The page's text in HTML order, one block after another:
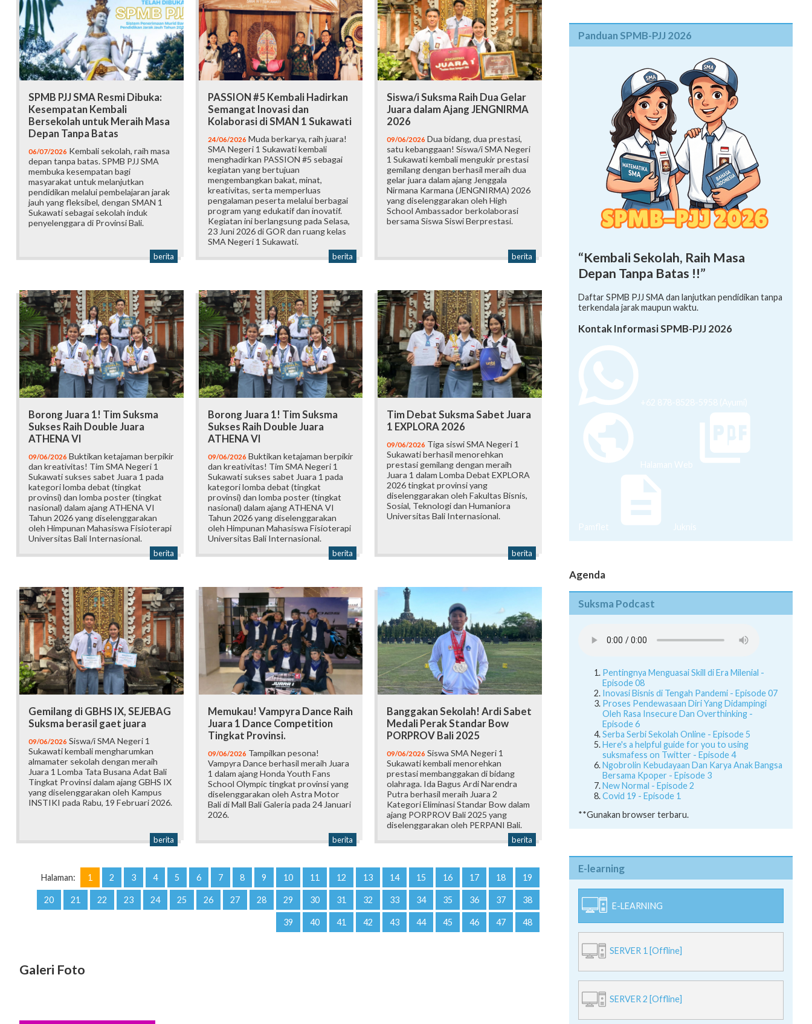
SPMB PJJ SMA Resmi Dibuka:
Kesempatan Kembali
Bersekolah untuk Meraih Masa
Depan Tanpa Batas
06/07/2026 Kembali sekolah, raih masa
depan tanpa batas. SPMB PJJ SMA
membuka kesempatan bagi
masyarakat untuk melanjutkan
pendidikan melalui pembelajaran jarak
jauh yang fleksibel, dengan SMAN 1
Sukawati sebagai sekolah induk
penyelenggara di Provinsi Bali.
berita
PASSION #5 Kembali Hadirkan
Semangat Inovasi dan
Kolaborasi di SMAN 1 Sukawati
24/06/2026 Muda berkarya, raih juara!
SMA Negeri 1 Sukawati kembali
menghadirkan PASSION #5 sebagai
kegiatan yang bertujuan
mengembangkan bakat, minat,
kreativitas, serta memperluas
pengalaman peserta melalui berbagai
program yang edukatif dan inovatif.
Kegiatan ini berlangsung pada Selasa,
23 Juni 2026 di GOR dan ruang kelas
SMA Negeri 1 Sukawati.
berita
Siswa/i Suksma Raih Dua Gelar
Juara dalam Ajang JENGNIRMA
2026
09/06/2026 Dua bidang, dua prestasi,
satu kebanggaan! Siswa/i SMA Negeri
1 Sukawati kembali mengukir prestasi
gemilang dengan berhasil meraih dua
gelar juara dalam ajang Jenggala
Nirmana Karmana (JENGNIRMA) 2026
yang diselenggarakan oleh High
School Ambassador berkolaborasi
bersama Siswa Siswi Berprestasi.
berita
Borong Juara 1! Tim Suksma
Sukses Raih Double Juara
ATHENA VI
09/06/2026 Buktikan ketajaman berpikir
dan kreativitas! Tim SMA Negeri 1
Sukawati sukses sabet Juara 1 pada
kategori lomba debat (tingkat
provinsi) dan lomba poster (tingkat
nasional) dalam ajang ATHENA VI
Tahun 2026 yang diselenggarakan
oleh Himpunan Mahasiswa Fisioterapi
Universitas Bali Internasional.
berita
Borong Juara 1! Tim Suksma
Sukses Raih Double Juara
ATHENA VI
09/06/2026 Buktikan ketajaman berpikir
dan kreativitas! Tim SMA Negeri 1
Sukawati sukses sabet Juara 1 pada
kategori lomba debat (tingkat
provinsi) dan lomba poster (tingkat
nasional) dalam ajang ATHENA VI
Tahun 2026 yang diselenggarakan
oleh Himpunan Mahasiswa Fisioterapi
Universitas Bali Internasional.
berita
Tim Debat Suksma Sabet Juara
1 EXPLORA 2026
09/06/2026 Tiga siswi SMA Negeri 1
Sukawati berhasil menorehkan
prestasi gemilang dengan meraih
Juara 1 dalam Lomba Debat EXPLORA
2026 tingkat provinsi yang
diselenggarakan oleh Fakultas Bisnis,
Sosial, Teknologi dan Humaniora
Universitas Bali Internasional.
berita
Gemilang di GBHS IX, SEJEBAG
Suksma berasil gaet juara
09/06/2026 Siswa/i SMA Negeri 1
Sukawati kembali mengharumkan
almamater sekolah dengan meraih
Juara 1 Lomba Tata Busana Adat Bali
Tingkat Provinsi dalam ajang GBHS IX
yang diselenggarakan oleh Kampus
INSTIKI pada Rabu, 19 Februari 2026.
berita
Memukau! Vampyra Dance Raih
Juara 1 Dance Competition
Tingkat Provinsi.
09/06/2026 Tampilkan pesona!
Vampyra Dance berhasil meraih Juara
1 dalam ajang Honda Youth Fans
School Olympic tingkat provinsi yang
diselenggarakan oleh Astra Motor
Bali di Mall Bali Galeria pada 24 Januari
2026.
berita
Banggakan Sekolah! Ardi Sabet
Medali Perak Standar Bow
PORPROV Bali 2025
09/06/2026 Siswa SMA Negeri 1
Sukawati kembali menorehkan
prestasi membanggakan di bidang
olahraga. Ida Bagus Ardi Narendra
Putra berhasil meraih Juara 2
Kategori Eliminasi Standar Bow dalam
ajang PORPROV Bali 2025 yang
diselenggarakan oleh PERPANI Bali.
berita
Halaman: 1 2 3 4 5 6 7 8 9 10 11 12 13 14 15 16 17 18 19
20 21 22 23 24 25 26 27 28 29 30 31 32 33 34 35 36 37 38
39 40 41 42 43 44 45 46 47 48
Galeri Foto
Panduan SPMB-PJJ 2026
“Kembali Sekolah, Raih Masa
Depan Tanpa Batas !!”
Daftar SPMB PJJ SMA dan lanjutkan pendidikan tanpa
terkendala jarak maupun waktu.
Kontak Informasi SPMB-PJJ 2026
+62 878-8528-5958 (Ayumi)
Halaman Web
Pamflet Juknis
Agenda
Suksma Podcast
Pentingnya Menguasai Skill di Era Milenial -
Episode 08
Inovasi Bisnis di Tengah Pandemi - Episode 07
Proses Pendewasaan Diri Yang Didampingi
Oleh Rasa Insecure Dan Overthinking -
Episode 6
Serba Serbi Sekolah Online - Episode 5
Here's a helpful guide for you to using
suksmafess on Twitter - Episode 4
Ngobrolin Kebudayaan Dan Karya Anak Bangsa
Bersama Kpoper - Episode 3
New Normal - Episode 2
Covid 19 - Episode 1
**Gunakan browser terbaru.
E-learning
E-LEARNING
SERVER 1 [Offline]
SERVER 2 [Offline]